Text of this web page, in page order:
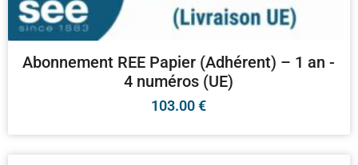
Abonnement REE Papier (Adhérent) – 1 an -
4 numéros (UE)
103.00€